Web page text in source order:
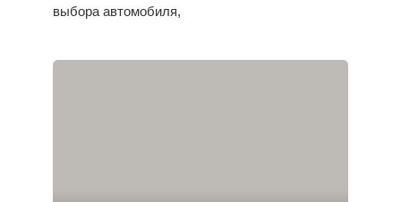
выбора автомобиля,